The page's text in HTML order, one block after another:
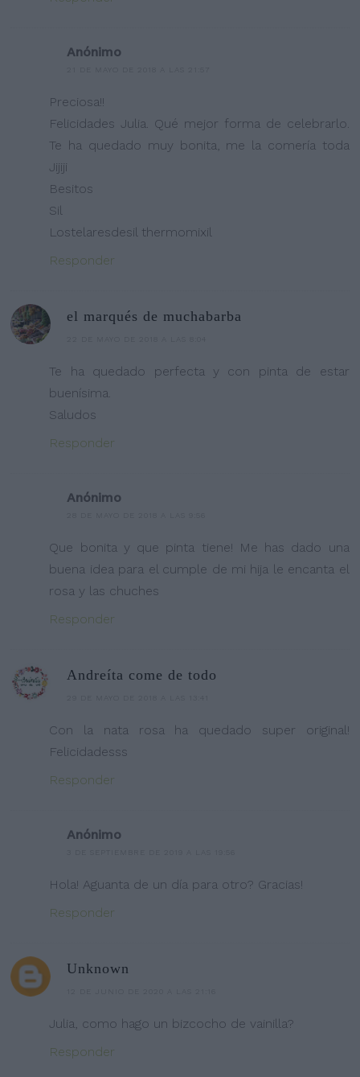
Anónimo
Preciosa!!
Felicidades Julia. Qué mejor forma de celebrarlo.
Te ha quedado muy bonita, me la comería toda
Jijiji
Besitos
Sil
Lostelaresdesil thermomixil
Responder
el marqués de muchabarba
Te ha quedado perfecta y con pinta de estar
buenísima.
Saludos
Responder
Anónimo
Que bonita y que pinta tiene! Me has dado una
buena idea para el cumple de mi hija le encanta el
rosa y las chuches
Responder
Andreíta come de todo
Con la nata rosa ha quedado super original!
Felicidadesss
Responder
Anónimo
Hola! Aguanta de un día para otro? Gracias!
Responder
Unknown
Julia, como hago un bizcocho de vainilla?
Responder